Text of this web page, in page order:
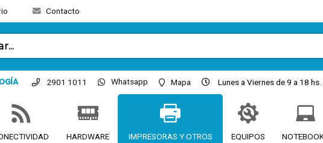
a email Contacto
2901 1011 Whatsapp Mapa Lunes a Viernes de 9 a 18 hs.
HARDWARE IMPRESORAS Y OTROS EQUIPOS